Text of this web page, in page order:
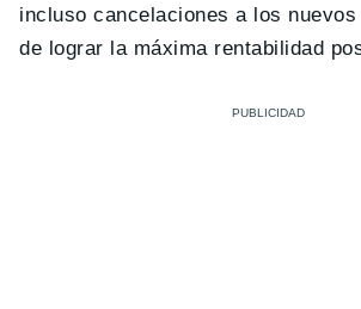
incluso cancelaciones a los
de lograr la máxima rentabilidad